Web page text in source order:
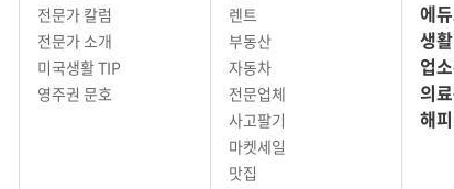
ASK미국
전체상담
전문가 칼럼
전문가 소개
HelloKtown
구인
렌트
부동산
자동차
전문업체
사고팔기
핫딜
에듀
생
업